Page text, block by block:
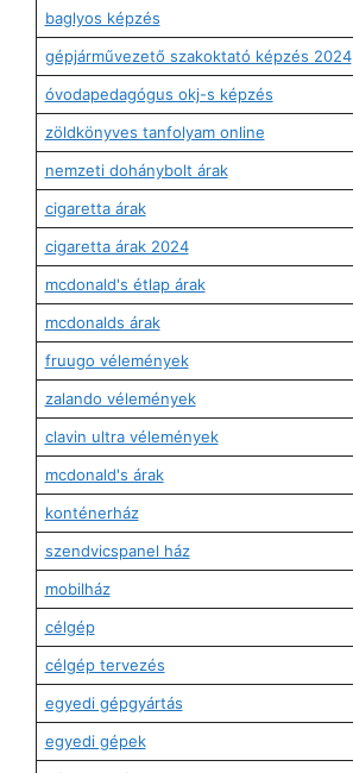
baglyos képzés
gépjárművezető szakoktató képzés 2024
óvodapedagógus okj-s képzés
zöldkönyves tanfolyam online
nemzeti dohánybolt árak
cigaretta árak
cigaretta árak 2024
mcdonald's étlap árak
mcdonalds árak
fruugo vélemények
zalando vélemények
clavin ultra vélemények
mcdonald's árak
konténerház
szendvicspanel ház
mobilház
célgép
célgép tervezés
egyedi gépgyártás
egyedi gépek